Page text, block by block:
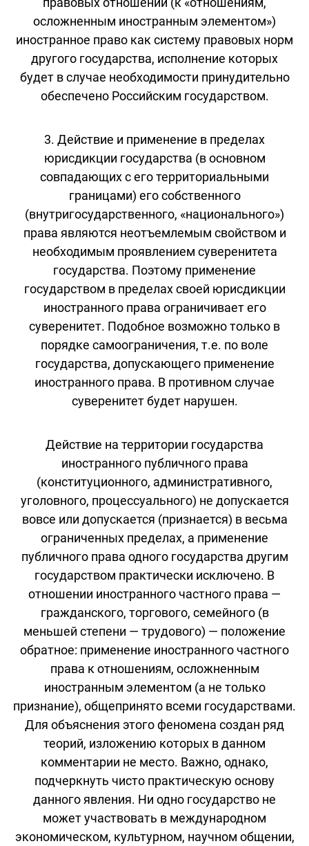
осложненным иностранным элементом»)
иностранное право как систему правовых норм
другого государства, исполнение которых
будет в случае необходимости принудительно
обеспечено Российским государством.
3. Действие и применение в пределах
юрисдикции государства (в основном
совпадающих с его территориальными
границами) его собственного
(внутригосударственного, «национального»)
права являются неотъемлемым свойством и
необходимым проявлением суверенитета
государства. Поэтому применение
государством в пределах своей юрисдикции
иностранного права ограничивает его
суверенитет. Подобное возможно только в
порядке самоограничения, т.е. по воле
государства, допускающего применение
иностранного права. В противном случае
суверенитет будет нарушен.
Действие на территории государства
иностранного публичного права
(конституционного, административного,
уголовного, процессуального) не допускается
вовсе или допускается (признается) в весьма
ограниченных пределах, а применение
публичного права одного государства другим
государством практически исключено. В
отношении иностранного частного права —
гражданского, торгового, семейного (в
меньшей степени — трудового) — положение
обратное: применение иностранного частного
права к отношениям, осложненным
иностранным элементом (а не только
признание), общепринято всеми государствами.
Для объяснения этого феномена создан ряд
теорий, изложению которых в данном
комментарии не место. Важно, однако,
подчеркнуть чисто практическую основу
данного явления. Ни одно государство не
может участвовать в международном
экономическом, культурном, научном общении,